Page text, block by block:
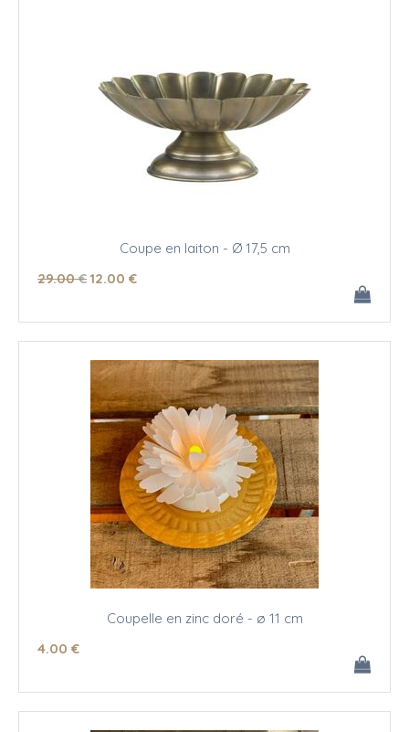
Coupe en laiton - Ø 17,5 cm
29.00 €12.00 €
Coupelle en zinc doré - ø 11 cm
4.00 €